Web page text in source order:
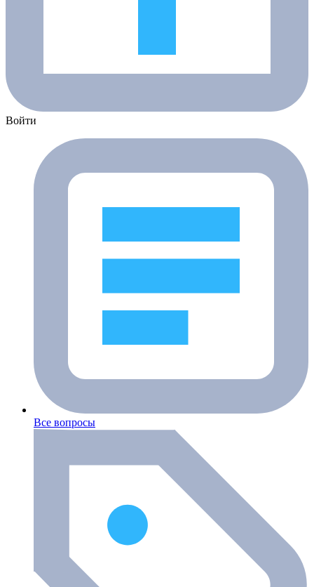
Войти
Все вопросы